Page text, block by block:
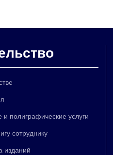
и полиграфические услуги
сотруднику
изданий